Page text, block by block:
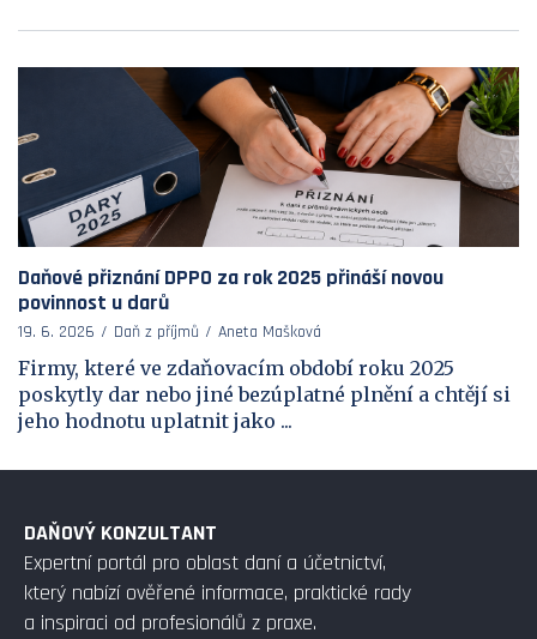
Daňové přiznání DPPO za rok 2025 přináší novou
povinnost u darů
19. 6. 2026 Daň z příjmů Aneta Mašková
Firmy, které ve zdaňovacím období roku 2025
poskytly dar nebo jiné bezúplatné plnění a chtějí si
jeho hodnotu uplatnit jako ...
DAŇOVÝ KONZULTANT
Expertní portál pro oblast daní a účetnictví,
který nabízí ověřené informace, praktické rady
a inspiraci od profesionálů z praxe.